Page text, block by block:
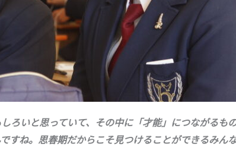
いと思っていて、その中に「才能」につながるも
ね。思春期だからこそ見つけることができるみん